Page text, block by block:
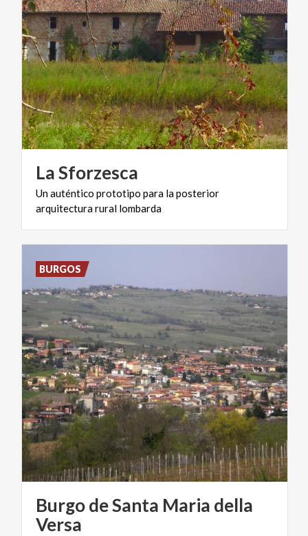
LaSforzesca
Unauténtico prototipo para laposterior
arquitecturarural lombarda
Burgo de Santa Maria della
Versa
BURGOS